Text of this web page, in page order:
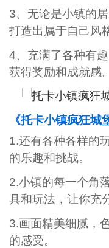
3、无论是小镇的
打造出属于自己风
4、充满了各种有
获得奖励和成就感。
《托卡小镇疯狂城
1.还有各种各样的
的乐趣和挑战。
2.小镇的每一个角
具和玩法，让你充
3.画面精美细腻，
的感受。